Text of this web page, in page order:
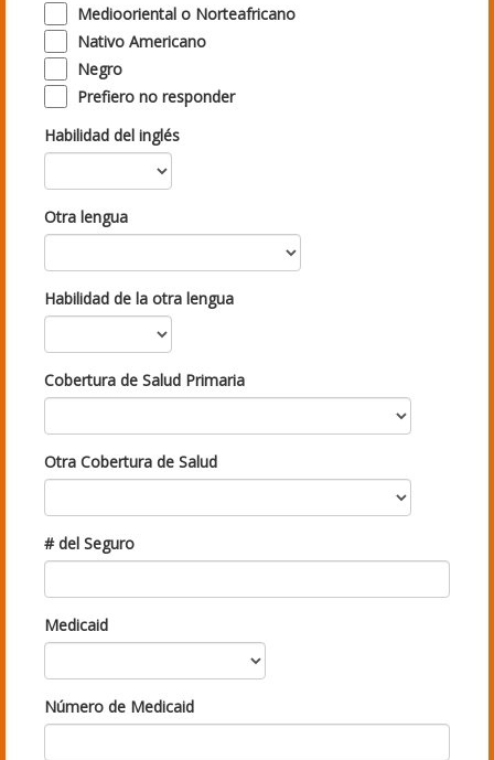
Mediooriental o Norteafricano
Nativo Americano
Negro
Prefiero no responder
Habilidad del inglés
Otra lengua
Habilidad de la otra lengua
Cobertura de Salud Primaria
Otra Cobertura de Salud
# del Seguro
Medicaid
Número de Medicaid